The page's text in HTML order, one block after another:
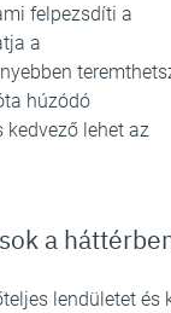
felpezsdíti a
a
húzódó
lehet az
a
lendületet